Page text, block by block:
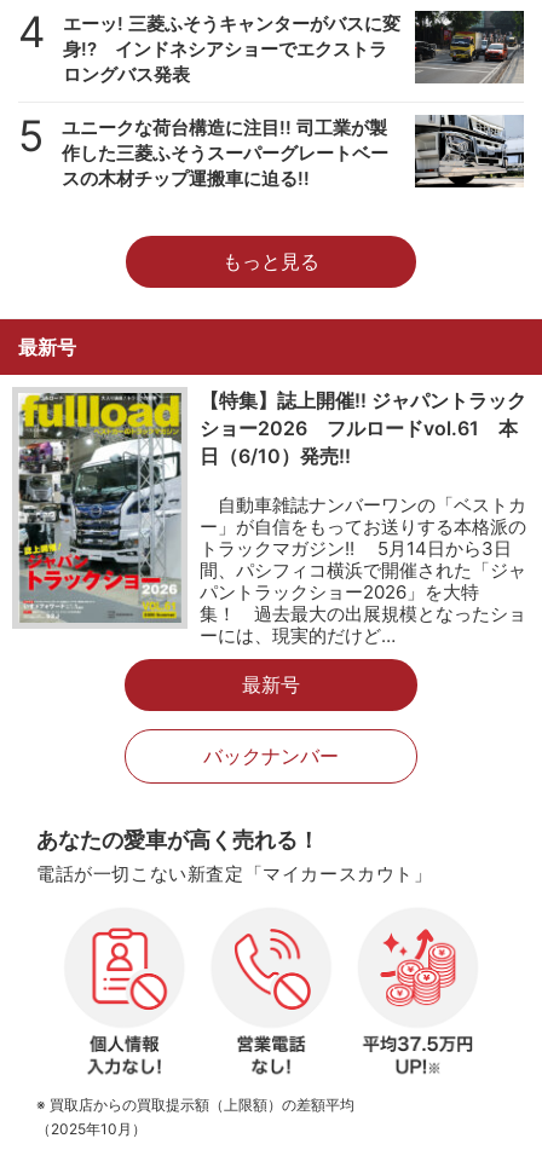
4
エーッ! 三菱ふそうキャンターがバスに変
身!? インドネシアショーでエクストラ
ロングバス発表
5
ユニークな荷台構造に注目!! 司工業が製
作した三菱ふそうスーパーグレートベー
スの木材チップ運搬車に迫る!!
もっと見る
最新号
【特集】誌上開催!! ジャパントラック
ショー2026 フルロードvol.61 本
日（6/10）発売!!
自動車雑誌ナンバーワンの「ベストカ
ー」が自信をもってお送りする本格派の
トラックマガジン!! 5月14日から3日
間、パシフィコ横浜で開催された「ジャ
パントラックショー2026」を大特
集！ 過去最大の出展規模となったショ
ーには、現実的だけど…
最新号
バックナンバー
あなたの愛車が高く売れる！
電話が一切こない新査定「マイカースカウト」
※ 買取店からの買取提示額（上限額）の差額平均
（2025年10月）